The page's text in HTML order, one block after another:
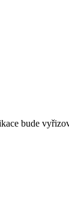
bude